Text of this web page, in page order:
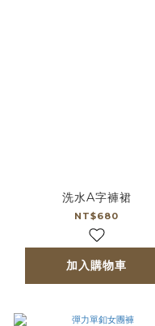
洗水A字褲裙
NT$680
加入購物車